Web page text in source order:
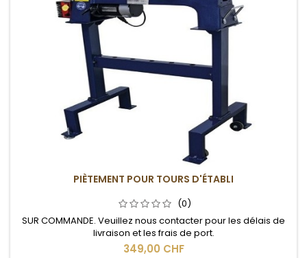
PIÈTEMENT POUR TOURS D'ÉTABLI
(0)
SUR COMMANDE. Veuillez nous contacter pour les délais de
livraison et les frais de port.
349,00 CHF